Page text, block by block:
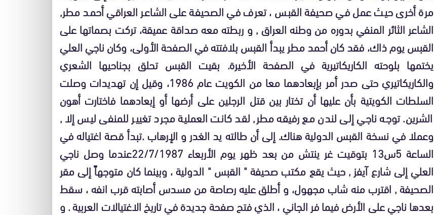
مرة أخرى حيث عمل في صحيفة القبس ، تعرف في الصحيفة على الشاعر العراقي أحمد مطر,
الشاعر الثائر المنفي بدوره من وطنه العراق , و ربطته معه صداقة عميقة، تركت بصماتها على
القبس يوم ذاك، فقد كان أحمد مطر يبدأ القبس بلافتته في الصفحة الأولى، وكان ناجي العلي
يختمها بلوحته الكاريكاتيرية في الصفحة الأخيرة. بقيت القبس تحلق بجناحيها الشعري
والكاريكاتيري حتى صدر أمر بإبعادهما معا من الكويت عام 1986، وقيل إن تهديدات وصلت
السلطات الكويتية بأن عليها أن تختار بين قتل الرجلين على أرضها أو إبعادهما فاختارت أهون
الشرين. توجه ناجي إلى لندن مع رفيقه مطر, لقد كانت العملية مجرد تغيير للمنفى ليس إلا ,
وعملا في نسخة القبس الدولية هناك. إلى أن طالته يد الغدر و الإرهاب .تبدأ قصة اغتياله في
الساعة 5س13 بتوقيت غر ينتش من بعد ظهر يوم الأربعاء 22/7/1987عندما وصل ناجي
العلي إلى شارع آيفز , حيث يقع مكتب صحيفة " القبس " الدولية ، وبينما كان متوجهاً إلى مقر
الصحيفة , اقترب منه شاب مجهول، و أطلق عليه رصاصة من مسدس أصابته قرب انفه ، سقط
بعدها ناجي على الأرض فيما فر الجاني ، الذي فتح صفحة جديدة في تاريخ الاغتيالات العربية . و